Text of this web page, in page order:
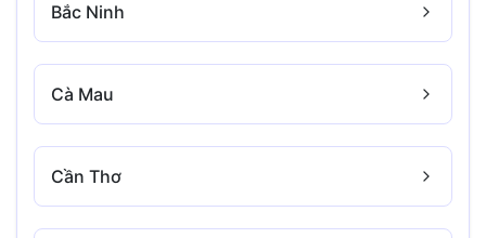
Bắc Ninh
Cà Mau
Cần Thơ